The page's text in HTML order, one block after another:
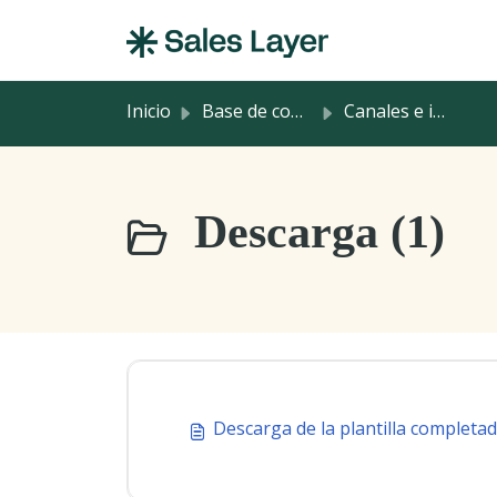
Inicio Base de conocimientos Canales e integraciones
Descarga (1)
Descarga de la plantilla